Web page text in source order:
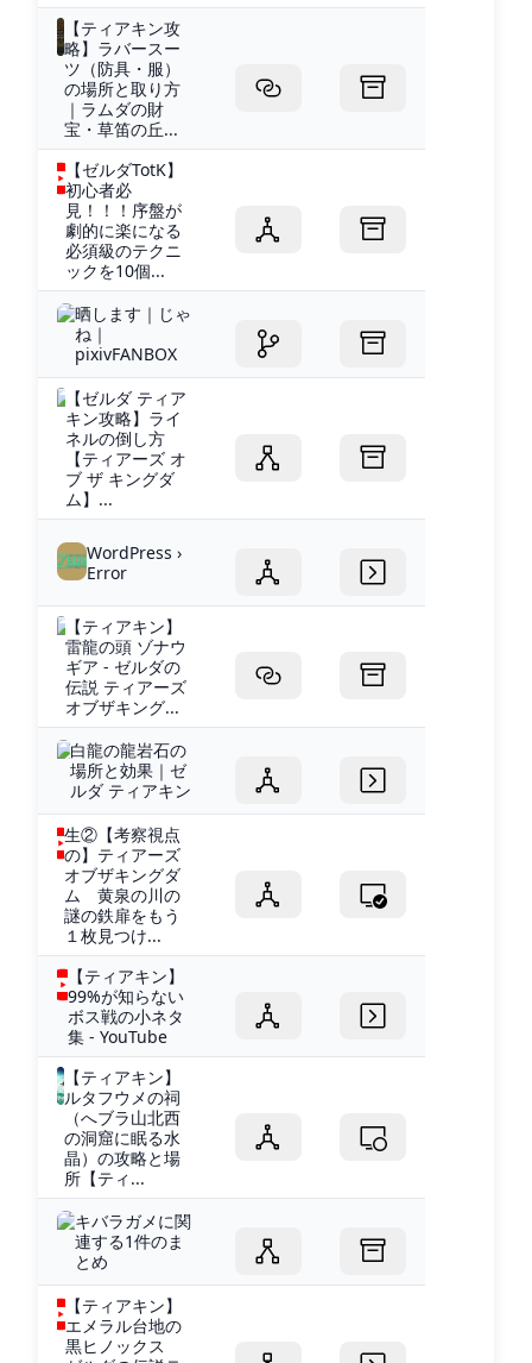
【ティアキン攻
略】ラバースー
ツ（防具・服）
の場所と取り方
｜ラムダの財
宝・草笛の丘...
【ゼルダTotK】
初心者必
見！！！序盤が
劇的に楽になる
必須級のテクニ
ックを10個...
晒します｜じゃ
ね｜
pixivFANBOX
【ゼルダ ティア
キン攻略】ライ
ネルの倒し方
【ティアーズ オ
ブ ザ キングダ
ム】...
WordPress ›
Error
【ティアキン】
雷龍の頭 ゾナウ
ギア - ゼルダの
伝説 ティアーズ
オブザキング...
白龍の龍岩石の
場所と効果｜ゼ
ルダ ティアキン
生②【考察視点
の】ティアーズ
オブザキングダ
ム 黄泉の川の
謎の鉄扉をもう
１枚見つけ...
【ティアキン】
99%が知らない
ボス戦の小ネタ
集 - YouTube
【ティアキン】
ルタフウメの祠
（へブラ山北西
の洞窟に眠る水
晶）の攻略と場
所【ティ...
キバラガメに関
連する1件のま
とめ
【ティアキン】
エメラル台地の
黒ヒノックス